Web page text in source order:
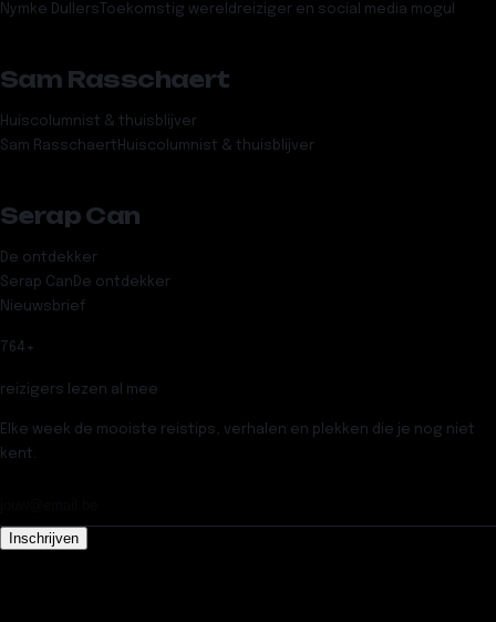
Nymke Dullers Toekomstig wereldreiziger en social media mogul
Sam Rasschaert
Huiscolumnist & thuisblijver
Sam Rasschaert Huiscolumnist & thuisblijver
Serap Can
De ontdekker
Serap Can De ontdekker
Nieuwsbrief
764 +
reizigers lezen al mee
Elke week de mooiste reistips, verhalen en plekken die je nog niet
kent.
Inschrijven